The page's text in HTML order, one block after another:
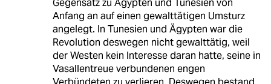
Gegensatz zu Ägypten und Tunesien von
Anfang an auf einen gewalttätigen Umsturz
angelegt. In Tunesien und Ägypten war die
Revolution deswegen nicht gewalttätig, weil
der Westen kein Interesse daran hatte, seine in
Vasallentreue verbundenen engen